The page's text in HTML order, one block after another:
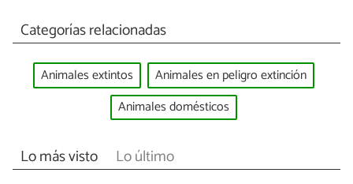
Categorías relacionadas
Animales extintos
Animales en peligro extinción
Animales domésticos
Lo más visto Lo último